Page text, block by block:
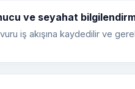
ve seyahat
iş akışına kaydedilir ve